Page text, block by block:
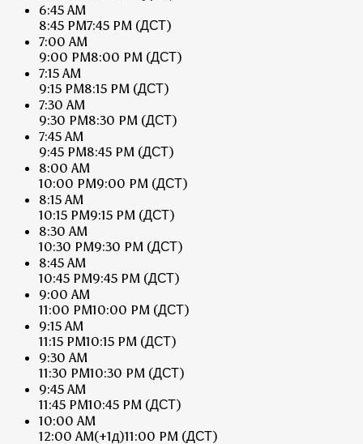
6:45 AM
8:45 PM7:45 PM (ДСТ)
7:00 AM
9:00 PM8:00 PM (ДСТ)
7:15 AM
9:15 PM8:15 PM (ДСТ)
7:30 AM
9:30 PM8:30 PM (ДСТ)
7:45 AM
9:45 PM8:45 PM (ДСТ)
8:00 AM
10:00 PM9:00 PM (ДСТ)
8:15 AM
10:15 PM9:15 PM (ДСТ)
8:30 AM
10:30 PM9:30 PM (ДСТ)
8:45 AM
10:45 PM9:45 PM (ДСТ)
9:00 AM
11:00 PM10:00 PM (ДСТ)
9:15 AM
11:15 PM10:15 PM (ДСТ)
9:30 AM
11:30 PM10:30 PM (ДСТ)
9:45 AM
11:45 PM10:45 PM (ДСТ)
10:00 AM
12:00 AM(+1д)11:00 PM (ДСТ)